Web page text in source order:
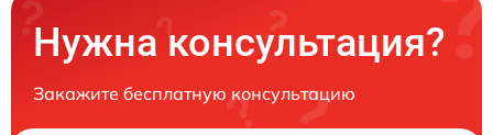
Нужна консультация?
Закажите бесплатную консультацию